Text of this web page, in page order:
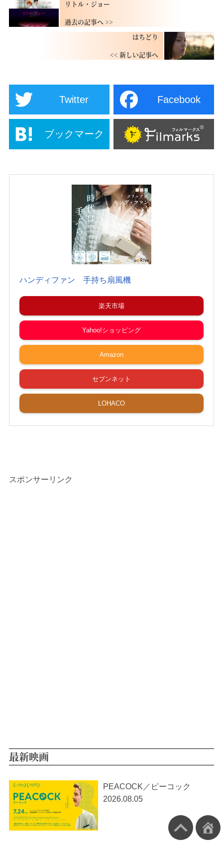
リトル・ジョー
はちどり
Twitter Facebook
ブックマーク
ハンディファン 手持ち扇風機
楽天市場
Yahoo!ショッピング
Amazon
セブンネット
LOHACO
スポンサーリンク
最新映画
PEACOCK／ピーコック
2026.08.05